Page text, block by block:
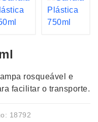
rosqueável e
facilitar o transporte.
18792